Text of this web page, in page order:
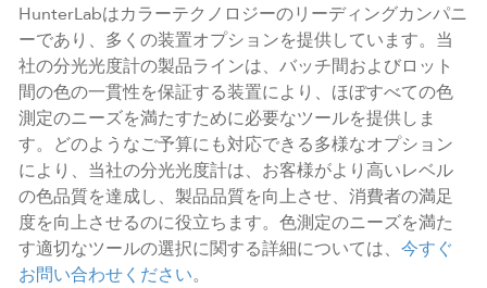
HunterLabはカラーテクノロジーのリーディングカンパニ
ーであり、多くの装置オプションを提供しています。当
社の分光光度計の製品ラインは、バッチ間およびロット
間の色の一貫性を保証する装置により、ほぼすべての色
測定のニーズを満たすために必要なツールを提供しま
す。どのようなご予算にも対応できる多様なオプション
により、当社の分光光度計は、お客様がより高いレベル
の色品質を達成し、製品品質を向上させ、消費者の満足
度を向上させるのに役立ちます。色測定のニーズを満た
す適切なツールの選択に関する詳細については、 今すぐ
お問い合わせください。